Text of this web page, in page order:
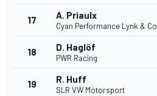
17 A. Priaulx
Cyan Performance Lynk & Co
18 D. Haglöf
PWR Racing
19 R. Huff
SLR VW Motorsport